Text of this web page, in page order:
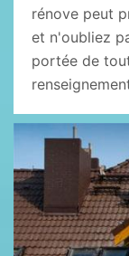
rénove peut
et n'oubliez
portée de